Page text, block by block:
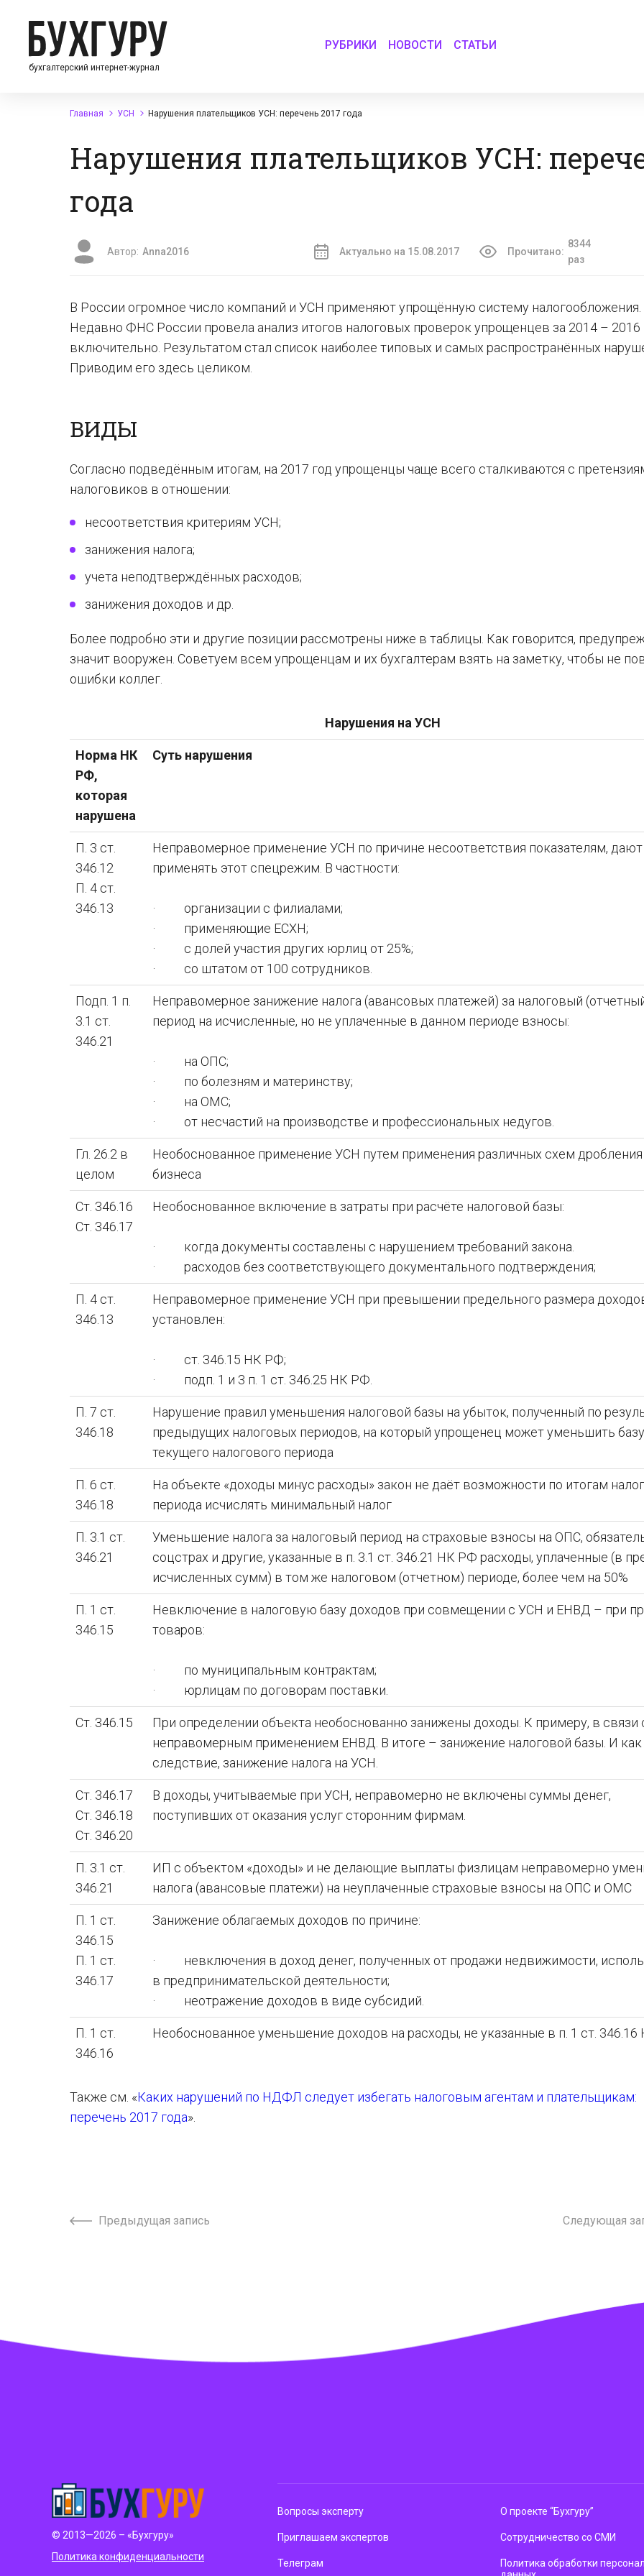
бухгалтерский интернет-журнал
РУБРИКИ НОВОСТИ СТАТЬИ
Главная УСН Нарушения плательщиков УСН: перечень 2017 года
Нарушения плательщиков УСН:
года
Автор: Anna2016 Актуально на 15.08.2017 Прочитано:
8344
раз
В России огромное число компаний и УСН применяют упрощённую систему налогообложения.
Недавно ФНС России провела анализ итогов налоговых проверок упрощенцев за 2014 – 2016
включительно. Результатом стал список наиболее типовых и самых распространённых
Приводим его здесь целиком.
ВИДЫ
Согласно подведённым итогам, на 2017 год упрощенцы чаще всего сталкиваются с
налоговиков в отношении:
несоответствия критериям УСН;
занижения налога;
учета неподтверждённых расходов;
занижения доходов и др.
Более подробно эти и другие позиции рассмотрены ниже в таблицы. Как говорится,
значит вооружен. Советуем всем упрощенцам и их бухгалтерам взять на заметку, чтобы не
ошибки коллег.
Нарушения на УСН
Норма НК
РФ,
которая
нарушена
Суть нарушения
П. 3 ст.
346.12
П. 4 ст.
346.13
Неправомерное применение УСН по причине несоответствия показателям,
применять этот спецрежим. В частности:
· организации с филиалами;
· применяющие ЕСХН;
· с долей участия других юрлиц от 25%;
· со штатом от 100 сотрудников.
Подп. 1 п.
3.1 ст.
346.21
Неправомерное занижение налога (авансовых платежей) за налоговый
период на исчисленные, но не уплаченные в данном периоде взносы:
· на ОПС;
· по болезням и материнству;
· на ОМС;
· от несчастий на производстве и профессиональных недугов.
Гл. 26.2 в
целом
Необоснованное применение УСН путем применения различных схем дробления
бизнеса
Ст. 346.16
Ст. 346.17
Необоснованное включение в затраты при расчёте налоговой базы:
· когда документы составлены с нарушением требований закона.
· расходов без соответствующего документального подтверждения;
П. 4 ст.
346.13
Неправомерное применение УСН при превышении предельного размера
установлен:
· ст. 346.15 НК РФ;
· подп. 1 и 3 п. 1 ст. 346.25 НК РФ.
П. 7 ст.
346.18
Нарушение правил уменьшения налоговой базы на убыток, полученный по
предыдущих налоговых периодов, на который упрощенец может уменьшить базу
текущего налогового периода
П. 6 ст.
346.18
На объекте «доходы минус расходы» закон не даёт возможности по итогам
периода исчислять минимальный налог
П. 3.1 ст.
346.21
Уменьшение налога за налоговый период на страховые взносы на ОПС,
соцстрах и другие, указанные в п. 3.1 ст. 346.21 НК РФ расходы, уплаченные (в
исчисленных сумм) в том же налоговом (отчетном) периоде, более чем на 50%
П. 1 ст.
346.15
Невключение в налоговую базу доходов при совмещении с УСН и ЕНВД – при
товаров:
· по муниципальным контрактам;
· юрлицам по договорам поставки.
Ст. 346.15
При определении объекта необоснованно занижены доходы. К примеру, в связи
неправомерным применением ЕНВД. В итоге – занижение налоговой базы. И как
следствие, занижение налога на УСН.
Ст. 346.17
Ст. 346.18
Ст. 346.20
В доходы, учитываемые при УСН, неправомерно не включены суммы денег,
поступивших от оказания услуг сторонним фирмам.
П. 3.1 ст.
346.21
ИП с объектом «доходы» и не делающие выплаты физлицам неправомерно
налога (авансовые платежи) на неуплаченные страховые взносы на ОПС и ОМС
П. 1 ст.
346.15
П. 1 ст.
346.17
Занижение облагаемых доходов по причине:
· невключения в доход денег, полученных от продажи недвижимости,
в предпринимательской деятельности;
· неотражение доходов в виде субсидий.
П. 1 ст.
346.16
Необоснованное уменьшение доходов на расходы, не указанные в п. 1 ст.
Также см. «Каких нарушений по НДФЛ следует избегать налоговым агентам и плательщикам:
перечень 2017 года».
Предыдущая запись Следующая
© 2013—2026 – «Бухгуру»
Политика конфиденциальности
Вопросы эксперту
Приглашаем экспертов
Телеграм
О проекте “Бухгуру”
Сотрудничество со СМИ
Политика обработки